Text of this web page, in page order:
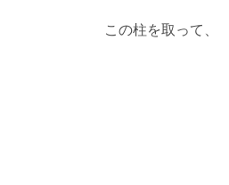
この柱を取って、